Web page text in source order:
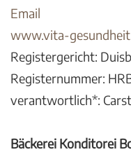
Email
www.vita-
Registergericht:
Registernummer:
verantwortlich*:
Bäckerei Konditorei